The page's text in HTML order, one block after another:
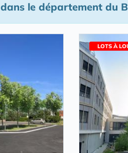
dans le département du
LOTS À